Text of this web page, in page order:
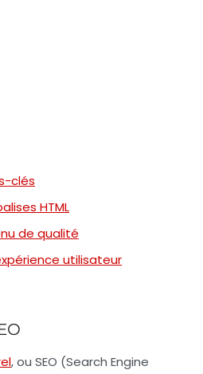
clés
HTML
de qualité
utilisateur
, ou SEO (Search Engine